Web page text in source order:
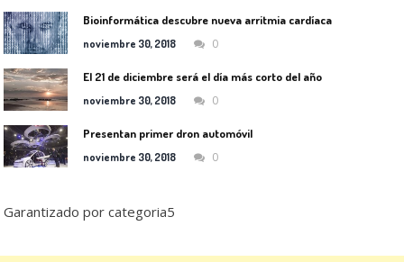
Bioinformática descubre nueva arritmia cardíaca
noviembre 30, 2018 0
El 21 de diciembre será el día más corto del año
noviembre 30, 2018 0
Presentan primer dron automóvil
noviembre 30, 2018 0
Garantizado por categoria5